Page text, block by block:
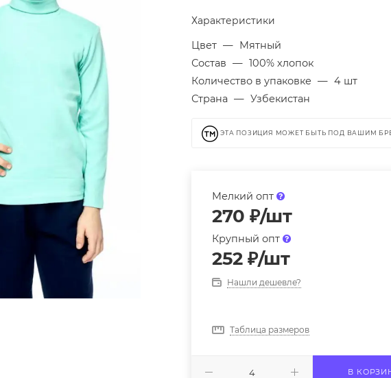
Характеристики
Цвет — Мятный
Состав — 100% хлопок
Количество в упаковке — 4 шт
Страна — Узбекистан
ЭТА ПОЗИЦИЯ МОЖЕТ БЫТЬ ПОД ВАШИМ
Мелкий опт
270 ₽/шт
Крупный опт
252 ₽/шт
Нашли дешевле?
Таблица размеров
В